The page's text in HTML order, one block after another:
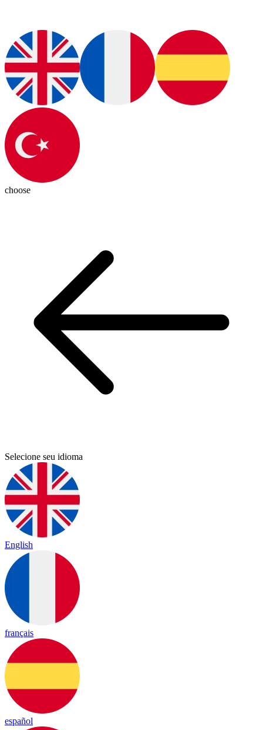
choose
Selecione seu idioma
English
français
español